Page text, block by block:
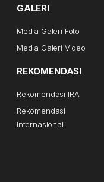
GALERI
Media Galeri Foto
Media Galeri Video
REKOMENDASI
Rekomendasi IRA
Rekomendasi
Internasional